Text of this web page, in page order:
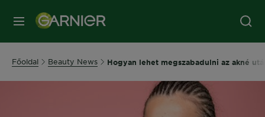
MENÜ
Főoldal Beauty News Hogyan lehet megszabadulni az akné